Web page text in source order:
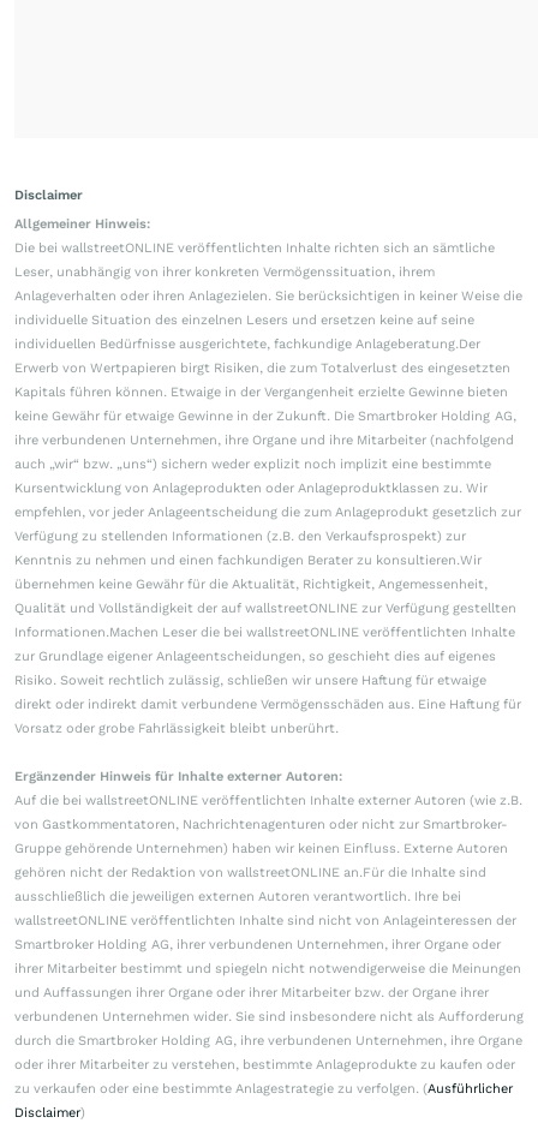
Disclaimer
Allgemeiner Hinweis:
Die bei wallstreetONLINE veröffentlichten Inhalte richten sich an sämtliche
Leser, unabhängig von ihrer konkreten Vermögenssituation, ihrem
Anlageverhalten oder ihren Anlagezielen. Sie berücksichtigen in keiner Weise die
individuelle Situation des einzelnen Lesers und ersetzen keine auf seine
individuellen Bedürfnisse ausgerichtete, fachkundige Anlageberatung.Der
Erwerb von Wertpapieren birgt Risiken, die zum Totalverlust des eingesetzten
Kapitals führen können. Etwaige in der Vergangenheit erzielte Gewinne bieten
keine Gewähr für etwaige Gewinne in der Zukunft. Die Smartbroker Holding AG,
ihre verbundenen Unternehmen, ihre Organe und ihre Mitarbeiter (nachfolgend
auch „wir“ bzw. „uns“) sichern weder explizit noch implizit eine bestimmte
Kursentwicklung von Anlageprodukten oder Anlageproduktklassen zu. Wir
empfehlen, vor jeder Anlageentscheidung die zum Anlageprodukt gesetzlich zur
Verfügung zu stellenden Informationen (z.B. den Verkaufsprospekt) zur
Kenntnis zu nehmen und einen fachkundigen Berater zu konsultieren.Wir
übernehmen keine Gewähr für die Aktualität, Richtigkeit, Angemessenheit,
Qualität und Vollständigkeit der auf wallstreetONLINE zur Verfügung gestellten
Informationen.Machen Leser die bei wallstreetONLINE veröffentlichten Inhalte
zur Grundlage eigener Anlageentscheidungen, so geschieht dies auf eigenes
Risiko. Soweit rechtlich zulässig, schließen wir unsere Haftung für etwaige
direkt oder indirekt damit verbundene Vermögensschäden aus. Eine Haftung für
Vorsatz oder grobe Fahrlässigkeit bleibt unberührt.
Ergänzender Hinweis für Inhalte externer Autoren:
Auf die bei wallstreetONLINE veröffentlichten Inhalte externer Autoren (wie z.B.
von Gastkommentatoren, Nachrichtenagenturen oder nicht zur Smartbroker-
Gruppe gehörende Unternehmen) haben wir keinen Einfluss. Externe Autoren
gehören nicht der Redaktion von wallstreetONLINE an.Für die Inhalte sind
ausschließlich die jeweiligen externen Autoren verantwortlich. Ihre bei
wallstreetONLINE veröffentlichten Inhalte sind nicht von Anlageinteressen der
Smartbroker Holding AG, ihrer verbundenen Unternehmen, ihrer Organe oder
ihrer Mitarbeiter bestimmt und spiegeln nicht notwendigerweise die Meinungen
und Auffassungen ihrer Organe oder ihrer Mitarbeiter bzw. der Organe ihrer
verbundenen Unternehmen wider. Sie sind insbesondere nicht als Aufforderung
durch die Smartbroker Holding AG, ihre verbundenen Unternehmen, ihre Organe
oder ihrer Mitarbeiter zu verstehen, bestimmte Anlageprodukte zu kaufen oder
zu verkaufen oder eine bestimmte Anlagestrategie zu verfolgen. (Ausführlicher
Disclaimer)